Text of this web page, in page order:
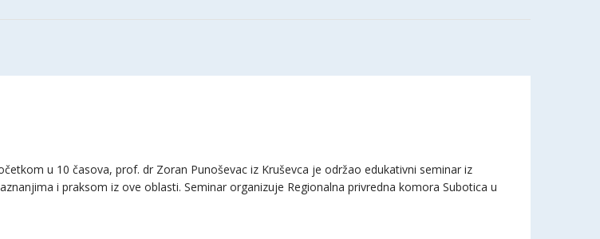
u 10 časova, prof. dr Zoran Punoševac iz Kruševca je održao edukativni seminar iz
i praksom iz ove oblasti. Seminar organizuje Regionalna privredna komora Subotica u